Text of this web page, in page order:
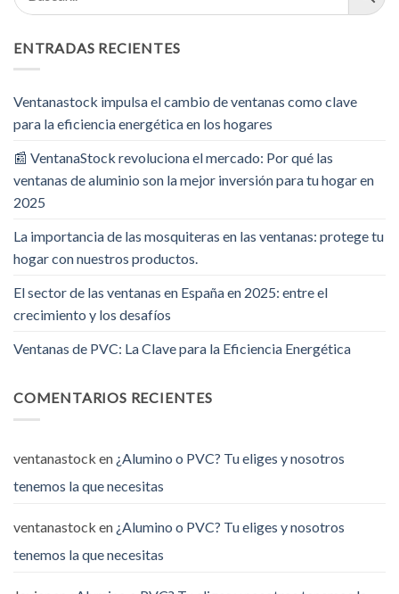
ENTRADAS RECIENTES
Ventanastock impulsa el cambio de ventanas como clave
para la eficiencia energética en los hogares
📰 VentanaStock revoluciona el mercado: Por qué las
ventanas de aluminio son la mejor inversión para tu hogar en
2025
La importancia de las mosquiteras en las ventanas: protege tu
hogar con nuestros productos.
El sector de las ventanas en España en 2025: entre el
crecimiento y los desafíos
Ventanas de PVC: La Clave para la Eficiencia Energética
COMENTARIOS RECIENTES
ventanastock en ¿Alumino o PVC? Tu eliges y nosotros
tenemos la que necesitas
ventanastock en ¿Alumino o PVC? Tu eliges y nosotros
tenemos la que necesitas